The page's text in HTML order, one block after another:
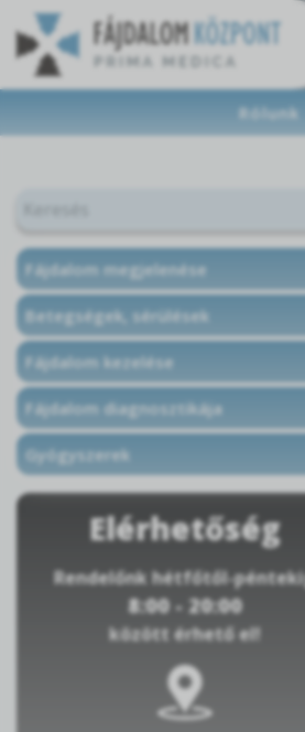
Rólunk
Fájdalom megjelenése
Betegségek, sérülések
Fájdalom kezelése
Fájdalom diagnosztikája
Gyógyszerek
Elérhetőség
Rendelőnk hétfőtől-
8:00 - 20:00
között érhető el!